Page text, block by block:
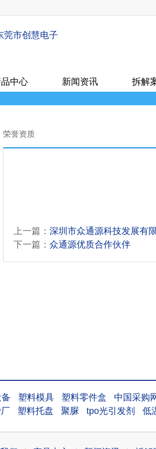
中心 新闻资讯 拆解
荣誉资质
上一篇： 深圳市众通源科技发展有
下一篇： 众通源优质合作伙伴
塑料模具 塑料零件盒 中国采购
塑料托盘 聚脲 tpo光引发剂 低